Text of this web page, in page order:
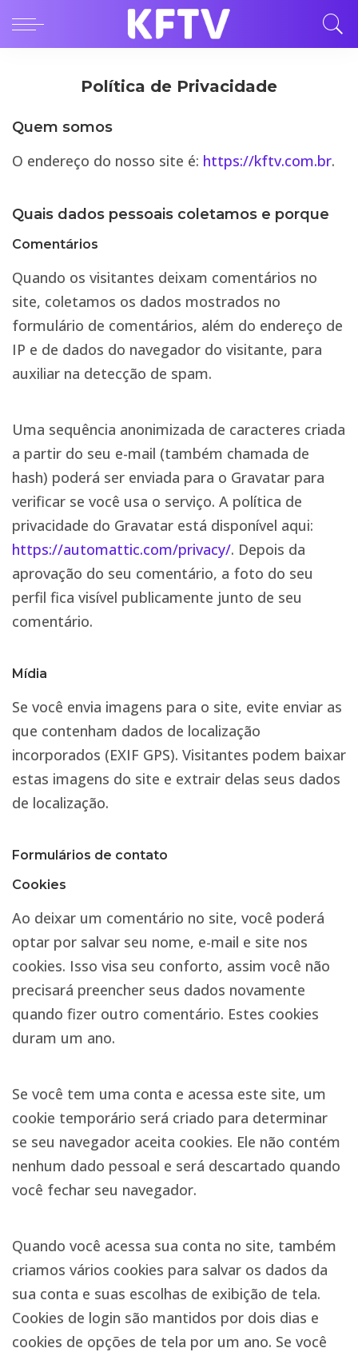
Política de Privacidade
Quem somos
O endereço do nosso site é: https://kftv.com.br.
Quais dados pessoais coletamos e porque
Comentários
Quando os visitantes deixam comentários no
site, coletamos os dados mostrados no
formulário de comentários, além do endereço de
IP e de dados do navegador do visitante, para
auxiliar na detecção de spam.
Uma sequência anonimizada de caracteres criada
a partir do seu e-mail (também chamada de
hash) poderá ser enviada para o Gravatar para
verificar se você usa o serviço. A política de
privacidade do Gravatar está disponível aqui:
https://automattic.com/privacy/. Depois da
aprovação do seu comentário, a foto do seu
perfil fica visível publicamente junto de seu
comentário.
Mídia
Se você envia imagens para o site, evite enviar as
que contenham dados de localização
incorporados (EXIF GPS). Visitantes podem baixar
estas imagens do site e extrair delas seus dados
de localização.
Formulários de contato
Cookies
Ao deixar um comentário no site, você poderá
optar por salvar seu nome, e-mail e site nos
cookies. Isso visa seu conforto, assim você não
precisará preencher seus dados novamente
quando fizer outro comentário. Estes cookies
duram um ano.
Se você tem uma conta e acessa este site, um
cookie temporário será criado para determinar
se seu navegador aceita cookies. Ele não contém
nenhum dado pessoal e será descartado quando
você fechar seu navegador.
Quando você acessa sua conta no site, também
criamos vários cookies para salvar os dados da
sua conta e suas escolhas de exibição de tela.
Cookies de login são mantidos por dois dias e
cookies de opções de tela por um ano. Se você